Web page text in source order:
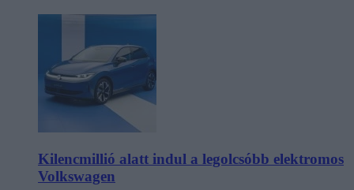
Kilencmillió alatt indul a legolcsóbb elektromos
Volkswagen